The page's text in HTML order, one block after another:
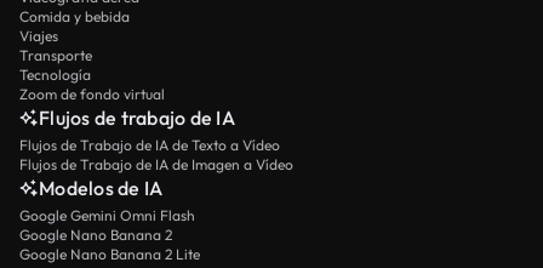
Comida y bebida
Viajes
Transporte
Tecnología
Zoom de fondo virtual
Flujos de trabajo de IA
Flujos de Trabajo de IA de Texto a Vídeo
Flujos de Trabajo de IA de Imagen a Vídeo
Modelos de IA
Google Gemini Omni Flash
Google Nano Banana 2
Google Nano Banana 2 Lite